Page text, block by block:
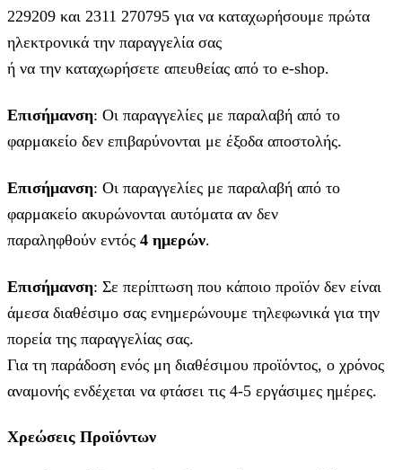
229209 και 2311 270795 για να καταχωρήσουμε πρώτα
ηλεκτρονικά την παραγγελία σας
ή να την καταχωρήσετε απευθείας από το e-shop.
Επισήμανση: Οι παραγγελίες με παραλαβή από το
φαρμακείο δεν επιβαρύνονται με έξοδα αποστολής.
Επισήμανση: Οι παραγγελίες με παραλαβή από το
φαρμακείο ακυρώνονται αυτόματα αν δεν
παραληφθούν εντός 4 ημερών.
Επισήμανση: Σε περίπτωση που κάποιο προϊόν δεν είναι
άμεσα διαθέσιμο σας ενημερώνουμε τηλεφωνικά για την
πορεία της παραγγελίας σας.
Για τη παράδοση ενός μη διαθέσιμου προϊόντος, ο χρόνος
αναμονής ενδέχεται να φτάσει τις 4-5 εργάσιμες ημέρες.
Χρεώσεις Προϊόντων